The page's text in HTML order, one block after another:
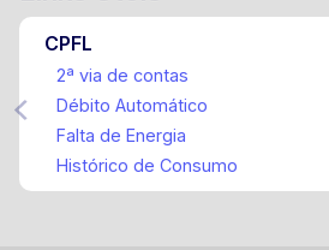
CPFL
2ª via de contas
Débito Automático
Falta de Energia
Histórico de Consumo